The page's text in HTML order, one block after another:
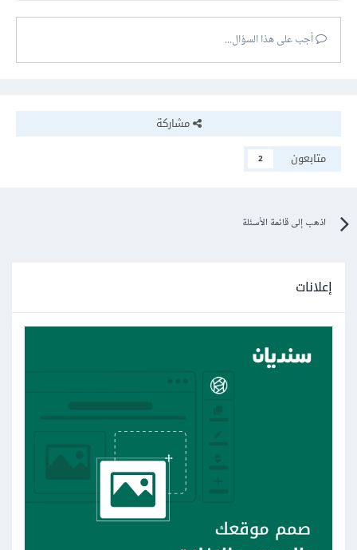
أجب على هذا السؤال...
مشاركة
متابعون
2
اذهب إلى قائمة الأسئلة
إعلانات